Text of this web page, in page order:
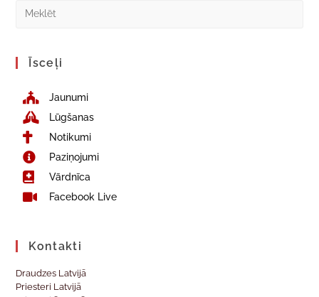
Īsceļi
Jaunumi
Lūgšanas
Notikumi
Paziņojumi
Vārdnīca
Facebook Live
Kontakti
Draudzes Latvijā
Priesteri Latvijā